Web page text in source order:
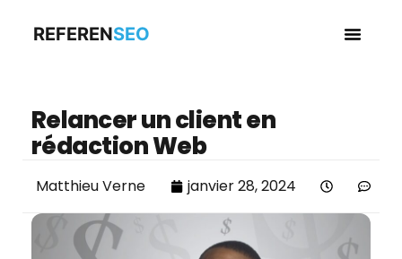
REFERENSEO
Relancer un client en
rédaction Web
Matthieu Verne janvier 28, 2024